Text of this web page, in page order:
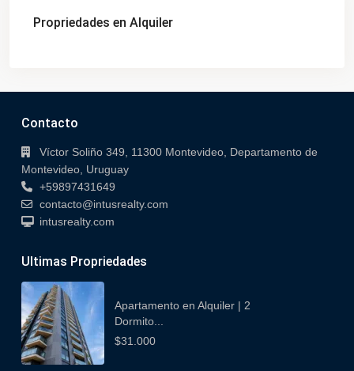
Propriedades en Alquiler
Contacto
Víctor Soliño 349, 11300 Montevideo, Departamento de
Montevideo, Uruguay
+59897431649
contacto@intusrealty.com
intusrealty.com
Ultimas Propriedades
Apartamento en Alquiler | 2
Dormito...
$31.000